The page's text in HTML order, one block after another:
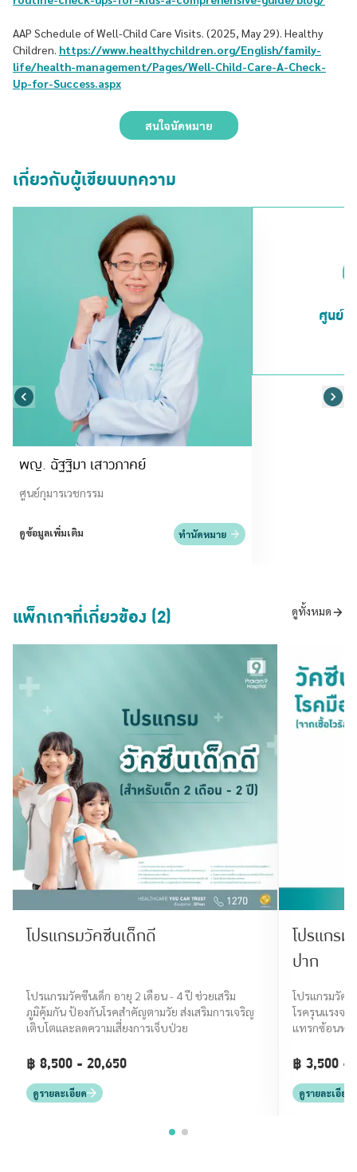
AAP Schedule of Well-Child Care Visits. (2025, May 29). Healthy
Children. https://www.healthychildren.org/English/family-
life/health-management/Pages/Well-Child-Care-A-Check-
Up-for-Success.aspx
สนใจนัดหมาย
เกี่ยวกับผู้เขียนบทความ
พญ. ฉัฐฐิมา เสาวภาคย์
ศูนย์กุมารเวชกรรม
ดูข้อมูลเพิ่มเติม ทำนัดหมาย
ศูนย์กุ
แพ็กเกจที่เกี่ยวข้อง (2) ดูทั้งหมด
โปรแกรมวัคซีนเด็กดี
โปรแกรมวัคซีนเด็ก อายุ 2 เดือน - 4 ปี ช่วยเสริม
ภูมิคุ้มกัน ป้องกันโรคสำคัญตามวัย ส่งเสริมการเจริญ
เติบโตและลดความเสี่ยงการเจ็บป่วย
฿ 8,500 - 20,650
ดูรายละเอียด
โปรแกร
ปาก
โปรแกรมวัค
โรครุนแรงจา
แทรกซ้อนทา
฿ 3,500 -
ดูรายละเอียด